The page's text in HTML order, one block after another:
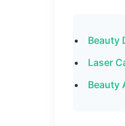
Beauty
Laser
Beauty